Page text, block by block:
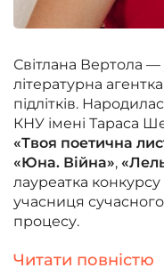
Світлана Вертола
літературна
підлітків.
КНУ імені Тараса
«Твоя поетична
«Юна. Війна»,
лауреатка
учасниця
процесу.
Читати повністю